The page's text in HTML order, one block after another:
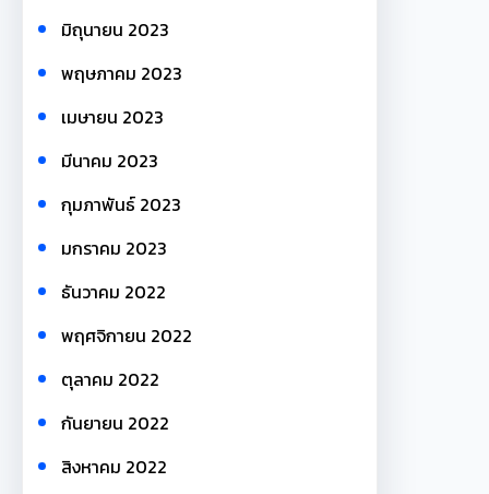
มิถุนายน 2023
พฤษภาคม 2023
เมษายน 2023
มีนาคม 2023
กุมภาพันธ์ 2023
มกราคม 2023
ธันวาคม 2022
พฤศจิกายน 2022
ตุลาคม 2022
กันยายน 2022
สิงหาคม 2022